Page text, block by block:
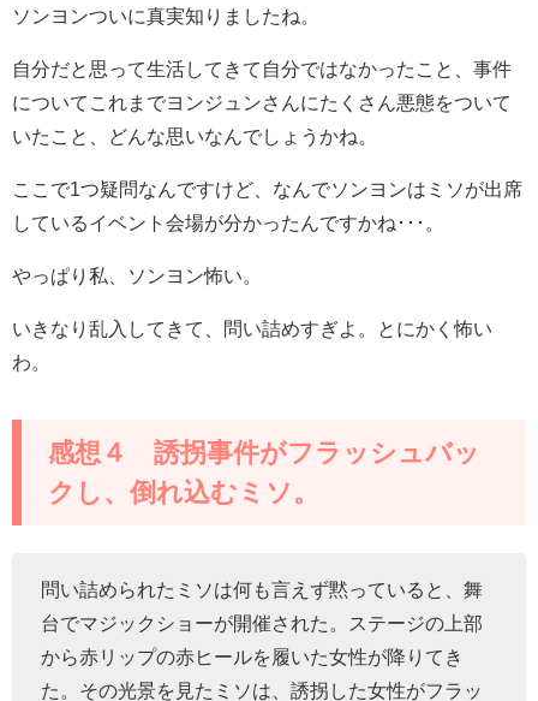
ソンヨンついに真実知りましたね。
自分だと思って生活してきて自分ではなかったこと、事件
についてこれまでヨンジュンさんにたくさん悪態をついて
いたこと、どんな思いなんでしょうかね。
ここで1つ疑問なんですけど、なんでソンヨンはミソが出席
しているイベント会場が分かったんですかね･･･。
やっぱり私、ソンヨン怖い。
いきなり乱入してきて、問い詰めすぎよ。とにかく怖い
わ。
感想４ 誘拐事件がフラッシュバッ
クし、倒れ込むミソ。
問い詰められたミソは何も言えず黙っていると、舞
台でマジックショーが開催された。ステージの上部
から赤リップの赤ヒールを履いた女性が降りてき
た。その光景を見たミソは、誘拐した女性がフラッ